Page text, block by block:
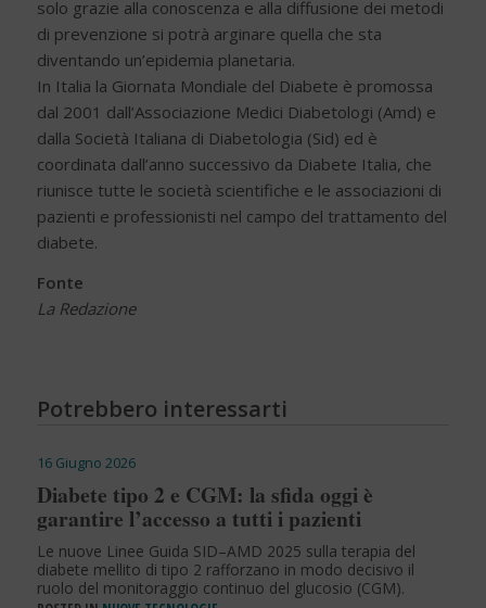
solo grazie alla conoscenza e alla diffusione dei metodi
di prevenzione si potrà arginare quella che sta
diventando un’epidemia planetaria.
In Italia la Giornata Mondiale del Diabete è promossa
dal 2001 dall’Associazione Medici Diabetologi (Amd) e
dalla Società Italiana di Diabetologia (Sid) ed è
coordinata dall’anno successivo da Diabete Italia, che
riunisce tutte le società scientifiche e le associazioni di
pazienti e professionisti nel campo del trattamento del
diabete.
Fonte
La Redazione
Potrebbero interessarti
16 Giugno 2026
Diabete tipo 2 e CGM: la sfida oggi è
garantire l’accesso a tutti i pazienti
Le nuove Linee Guida SID–AMD 2025 sulla terapia del
diabete mellito di tipo 2 rafforzano in modo decisivo il
ruolo del monitoraggio continuo del glucosio (CGM).